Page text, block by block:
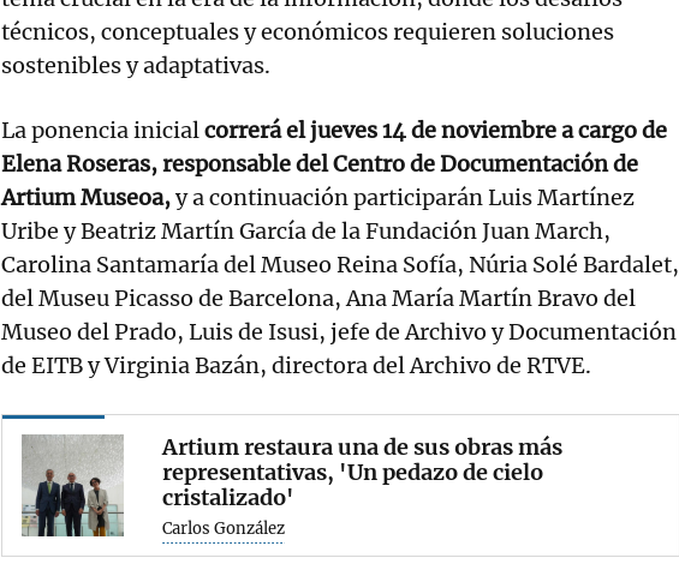
técnicos, conceptuales y económicos requieren soluciones
sostenibles y adaptativas.
La ponencia inicialcorrerá el jueves 14 de noviembre a cargo de
Elena Roseras, responsable del Centro de Documentación de
Artium Museoa,y a continuación participarán Luis Martínez
Uribe y Beatriz Martín García de la Fundación Juan March,
Carolina Santamaría del Museo Reina Sofía, Núria Solé Bardalet,
del Museu Picasso de Barcelona, Ana María Martín Bravo del
Museo del Prado, Luis de Isusi, jefe de Archivo y Documentación
de EITB y Virginia Bazán, directora del Archivo de RTVE.
Artium restaura una de sus obras más
representativas, 'Un pedazo de cielo
cristalizado'
Carlos González